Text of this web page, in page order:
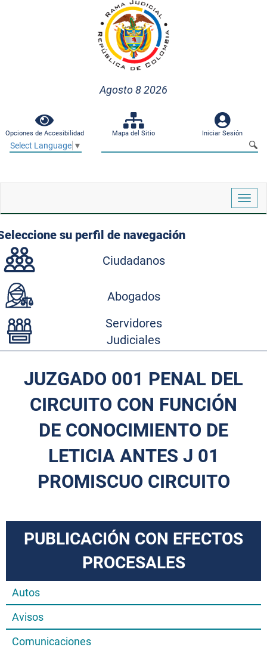
Agosto 8 2026
Opciones de Accesibilidad Mapa del Sitio Iniciar Sesión
Select Language ▼
su perfil de navegación
Ciudadanos
Abogados
Servidores
Judiciales
JUZGADO 001 PENAL DEL
CIRCUITO CON FUNCIÓN
DE CONOCIMIENTO DE
LETICIA ANTES J 01
PROMISCUO CIRCUITO
PUBLICACIÓN CON EFECTOS
PROCESALES
Autos
Avisos
Comunicaciones